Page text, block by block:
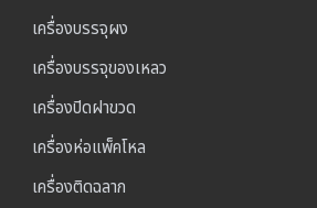
เครื่องบรรจุผง
เครื่องบรรจุของเหลว
เครื่องปิดฝาขวด
เครื่องห่อแพ็คโหล
เครื่องติดฉลาก